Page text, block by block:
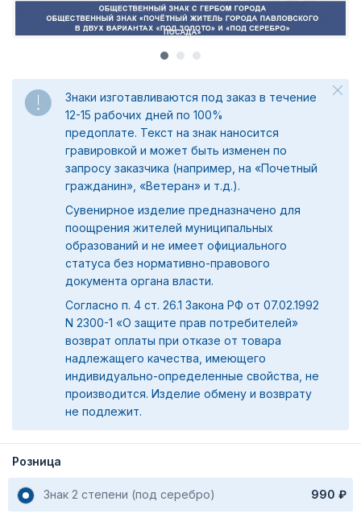
Знаки изготавливаются под заказ в течение
12-15 рабочих дней по 100%
предоплате. Текст на знак наносится
гравировкой и может быть изменен по
запросу заказчика (например, на «Почетный
гражданин», «Ветеран» и т.д.).
Сувенирное изделие предназначено для
поощрения жителей муниципальных
образований и не имеет официального
статуса без нормативно-правового
документа органа власти.
Согласно п. 4 ст. 26.1 Закона РФ от 07.02.1992
N 2300-1 «О защите прав потребителей»
возврат оплаты при отказе от товара
надлежащего качества, имеющего
индивидуально-определенные свойства, не
производится. Изделие обмену и возврату
не подлежит.
Розница
Знак 2 степени (под серебро) 990 ₽